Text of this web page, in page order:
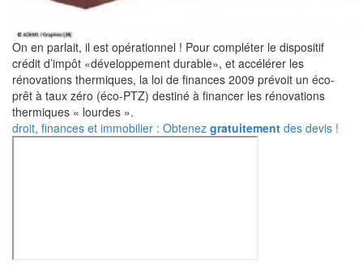
On en parlait, il est opérationnel ! Pour compléter le dispositif
crédit d’impôt «développement durable», et accélérer les
rénovations thermiques, la loi de finances 2009 prévoit un éco-
prêt à taux zéro (éco-PTZ) destiné à financer les rénovations
thermiques « lourdes ».
droit, finances et immobilier : Obtenez gratuitement des devis !